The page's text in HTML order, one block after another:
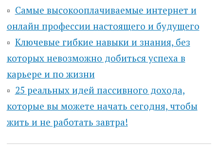
▫️ Самые высокооплачиваемые интернет и
онлайн профессии настоящего и будущего
▫️ Ключевые гибкие навыки и знания, без
которых невозможно добиться успеха в
карьере и по жизни
▫️ 25 реальных идей пассивного дохода,
которые вы можете начать сегодня, чтобы
жить и не работать завтра!